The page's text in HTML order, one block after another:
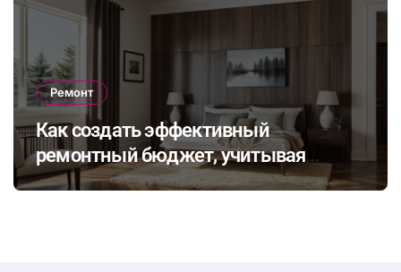
Ремонт
Как создать эффективный
ремонтный бюджет, учитывая
неожиданные расходы и избегая